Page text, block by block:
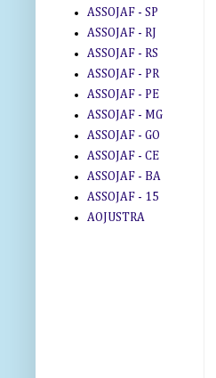
ASSOJAF - SP
ASSOJAF - RJ
ASSOJAF - RS
ASSOJAF - PR
ASSOJAF - PE
ASSOJAF - MG
ASSOJAF - GO
ASSOJAF - CE
ASSOJAF - BA
ASSOJAF - 15
AOJUSTRA